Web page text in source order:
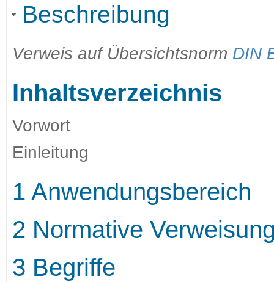
Beschreibung
Verweis auf Übersichtsnorm DIN
Inhaltsverzeichnis
Vorwort
Einleitung
1 Anwendungsbereich
2 Normative
3 Begriffe